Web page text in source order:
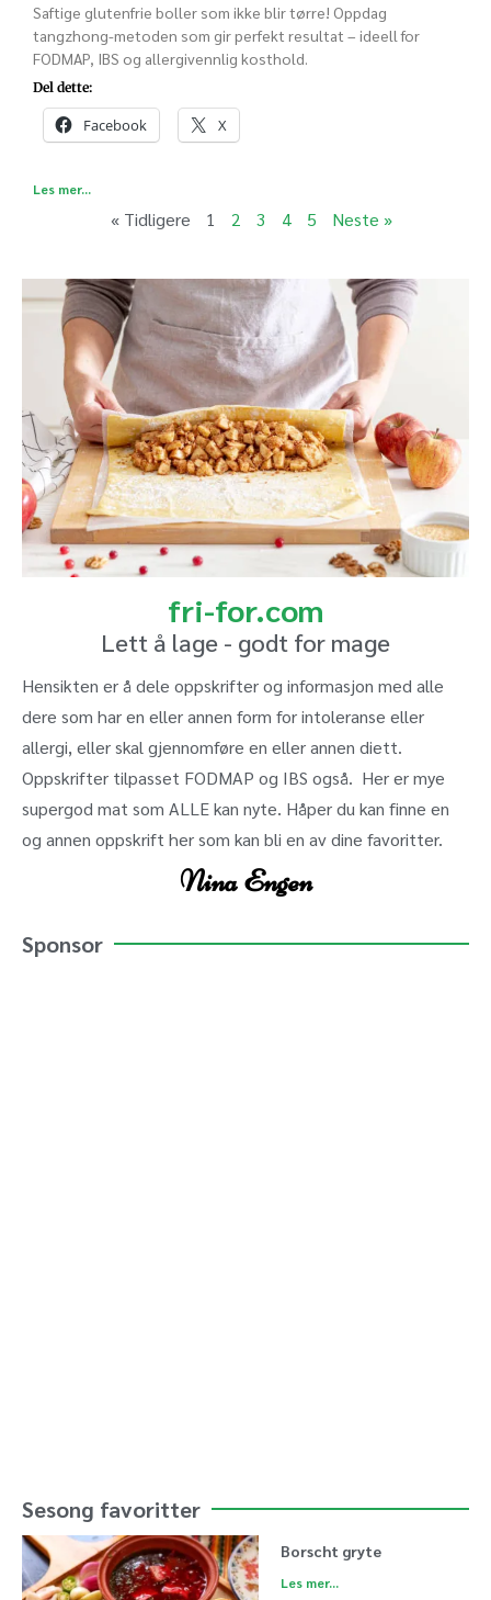
Saftige glutenfrie boller som ikke blir tørre! Oppdag
tangzhong-metoden som gir perfekt resultat – ideell for
FODMAP, IBS og allergivennlig kosthold.
Del dette:
Facebook X
Les mer...
« Tidligere 1 2 3 4 5 Neste »
fri-for.com
Lett å lage - godt for mage
Hensikten er å dele oppskrifter og informasjon med alle
dere som har en eller annen form for intoleranse eller
allergi, eller skal gjennomføre en eller annen diett.
Oppskrifter tilpasset FODMAP og IBS også. Her er mye
supergod mat som ALLE kan nyte. Håper du kan finne en
og annen oppskrift her som kan bli en av dine favoritter.
Nina Engen
Sponsor
Sesong favoritter
Borscht gryte
Les mer...